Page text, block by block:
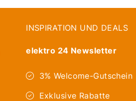
INSPIRATION UND DEALS
elektro 24 Newsletter
3% Welcome-Gutschein
Exklusive Rabatte